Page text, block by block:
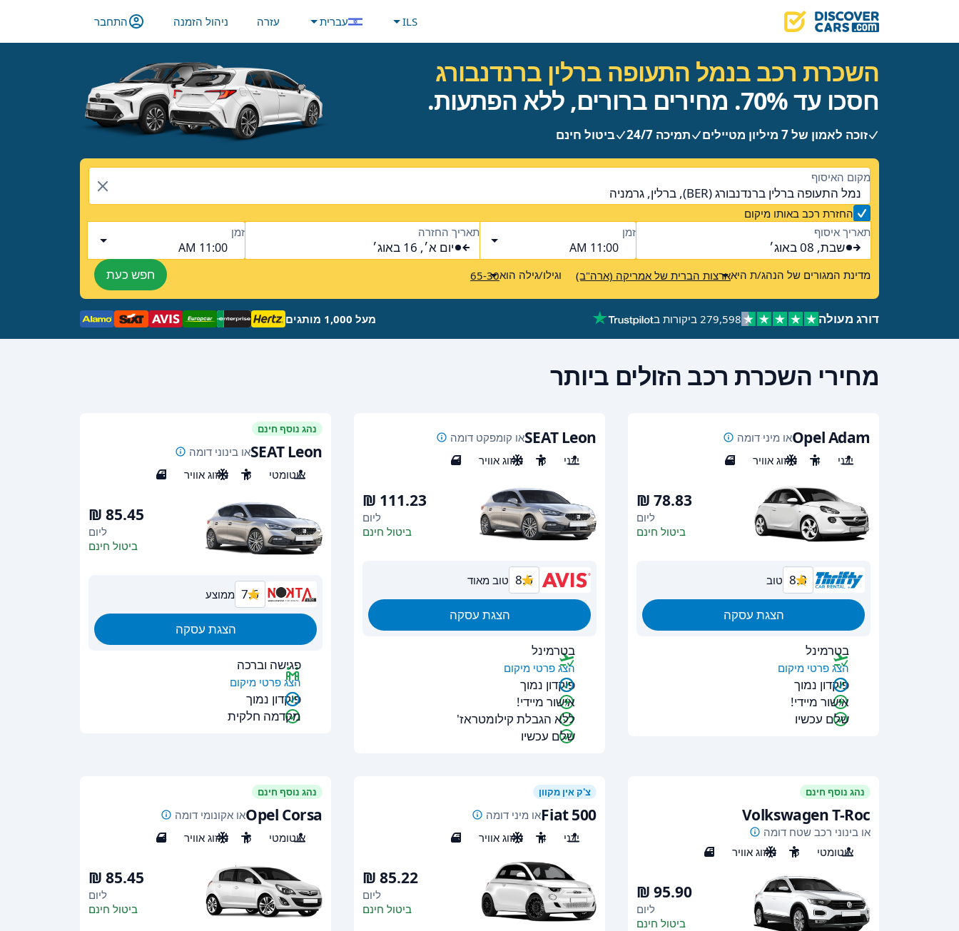
ILS עברית עזרה ניהול הזמנה התחבר
השכרת רכב בנמל התעופה ברלין ברנדנבורג
חסכו עד 70%. מחירים ברורים, ללא הפתעות.
זוכה לאמון של 7 מיליון מטיילים תמיכה 24/7 ביטול חינם
מקום האיסוף
נמל התעופה ברלין ברנדנבורג (BER), ברלין, גרמניה
החזרת רכב באותו מיקום
תאריך איסוף
שבת, 08 באוג׳
זמן
11:00 AM
תאריך החזרה
יום א׳, 16 באוג׳
זמן
11:00 AM
מדינת המגורים של הנהג/ת היאארצות הברית של אמריקה (ארה"ב) וגילו/גילה הוא65-30 חפש כעת
דורג מעולה 279,598 ביקורות ב מעל 1,000 מותגים
מחירי השכרת רכב הזולים ביותר
Opel Adamאו מיני דומה
ידני
4 מיזוג אוויר 2
ליום
ביטול חינם
8.3 טוב
הצגת עסקה
בטרמינל
הצג פרטי מיקום
פיקדון נמוך
אישור מיידי!
שלם עכשיו
SEAT Leonאו קומפקט דומה
ידני
5 מיזוג אוויר 4
ליום
ביטול חינם
8.6 טוב מאוד
הצגת עסקה
בטרמינל
הצג פרטי מיקום
פיקדון נמוך
אישור מיידי!
ללא הגבלת קילומטראז'
שלם עכשיו
נהג נוסף חינם
SEAT Leonאו בינוני דומה
אוטומטי
5 מיזוג אוויר 5
ליום
ביטול חינם
7.6 ממוצע
הצגת עסקה
פגישה וברכה
הצג פרטי מיקום
פיקדון נמוך
מקדמה חלקית
נהג נוסף חינם
Volkswagen T-Roc
או בינוני רכב שטח דומה
אוטומטי
5 מיזוג אוויר 5
ליום
ביטול חינם
צ'ק אין מקוון
Fiat 500או מיני דומה
ידני
4 מיזוג אוויר 2
ליום
ביטול חינם
נהג נוסף חינם
Opel Corsaאו אקונומי דומה
אוטומטי
5 מיזוג אוויר 4
ליום
ביטול חינם